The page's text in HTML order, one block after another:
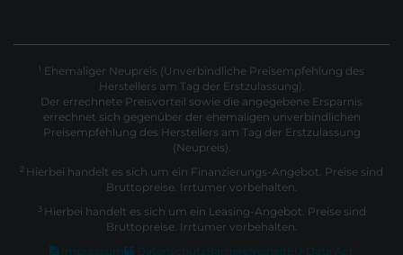
1 Ehemaliger Neupreis (Unverbindliche Preisempfehlung des
Herstellers am Tag der Erstzulassung).
Der errechnete Preisvorteil sowie die angegebene Ersparnis
errechnet sich gegenüber der ehemaligen unverbindlichen
Preisempfehlung des Herstellers am Tag der Erstzulassung
(Neupreis).
2 Hierbei handelt es sich um ein Finanzierungs-Angebot. Preise sind
Bruttopreise. Irrtümer vorbehalten.
3 Hierbei handelt es sich um ein Leasing-Angebot. Preise sind
Bruttopreise. Irrtümer vorbehalten.
Impressum
Datenschutz Barrierefreiheit EU Data Act